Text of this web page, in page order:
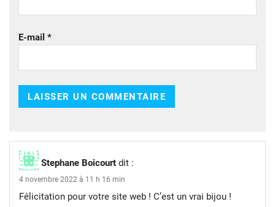
E-mail *
Stephane Boicourt dit :
4 novembre 2022 à 11 h 16 min
Félicitation pour votre site web ! C’est un vrai bijou !